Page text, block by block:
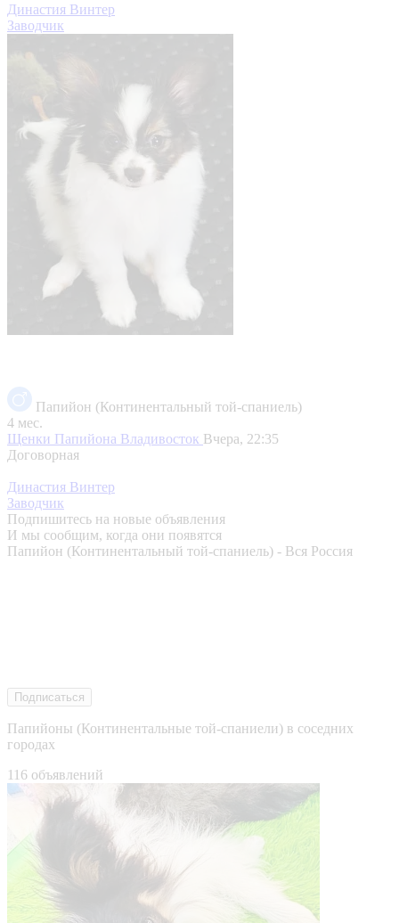
Династия Винтер
Заводчик
Папийон (Континентальный той-спаниель)
4 мес.
Щенки Папийона Владивосток Вчера, 22:35
Договорная
Династия Винтер
Заводчик
Подпишитесь на новые объявления
И мы сообщим, когда они появятся
Папийон (Континентальный той-спаниель) - Вся Россия
Подписаться
Папийоны (Континентальные той-спаниели) в соседних
городах
116 объявлений